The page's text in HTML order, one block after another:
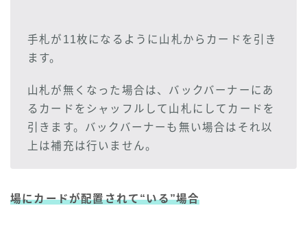
手札が11枚になるように山札からカードを引き
ます。
山札が無くなった場合は、バックバーナーにあ
るカードをシャッフルして山札にしてカードを
引きます。バックバーナーも無い場合はそれ以
上は補充は行いません。
場にカードが配置されて“いる”場合